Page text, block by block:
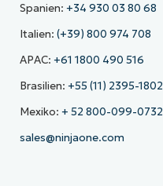
Spanien: +34 930 03 80 68
Italien: (+39) 800 974 708
APAC: +61 1800 490 516
Brasilien: +55 (11) 2395-1802
Mexiko: + 52 800-099-0732
sales@ninjaone.com